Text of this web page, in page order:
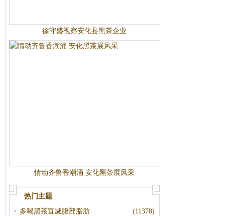
徐守盛视察安化县黑茶企业
情动齐鲁香潮涌 安化黑茶展风采
热门主题
(11378)
多喝黑茶宜减腹部脂肪